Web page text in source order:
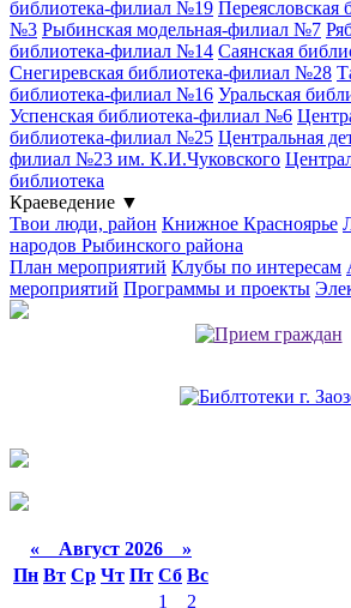
библиотека-филиал №19 Переясловская
№3 Рыбинская модельная-филиал №7
библиотека-филиал №14 Саянская
Снегиревская библиотека-филиал №28
библиотека-филиал №16 Уральская
Успенская библиотека-филиал №6
библиотека-филиал №25 Центральная
филиал №23 им. К.И.Чуковского
библиотека
Краеведение ▼
Твои люди, район Книжное Красноярье
народов Рыбинского района
План мероприятий Клубы по интересам
мероприятий Программы и проекты
« Август 2026 »
Пн Вт Ср Чт Пт Сб Вс
1
2